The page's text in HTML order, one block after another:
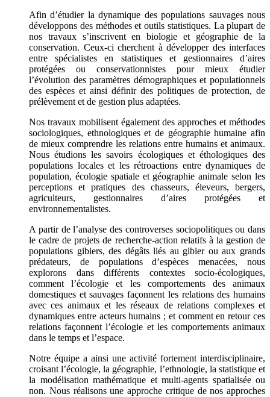
Afin d’étudier la dynamique des populations sauvages nous
développons des méthodes et outils statistiques. La plupart de
nos travaux s’inscrivent en biologie et géographie de la
conservation. Ceux-ci cherchent à développer des interfaces
entre spécialistes en statistiques et gestionnaires d’aires
protégées ou conservationnistes pour mieux étudier
l’évolution des paramètres démographiques et populationnels
des espèces et ainsi définir des politiques de protection, de
prélèvement et de gestion plus adaptées.
Nos travaux mobilisent également des approches et méthodes
sociologiques, ethnologiques et de géographie humaine afin
de mieux comprendre les relations entre humains et animaux.
Nous étudions les savoirs écologiques et éthologiques des
populations locales et les rétroactions entre dynamiques de
population, écologie spatiale et géographie animale selon les
perceptions et pratiques des chasseurs, éleveurs, bergers,
agriculteurs, gestionnaires d’aires protégées et
environnementalistes.
A partir de l’analyse des controverses sociopolitiques ou dans
le cadre de projets de recherche-action relatifs à la gestion de
populations gibiers, des dégâts liés au gibier ou aux grands
prédateurs, de populations d’espèces menacées, nous
explorons dans différents contextes socio-écologiques,
comment l’écologie et les comportements des animaux
domestiques et sauvages façonnent les relations des humains
avec ces animaux et les réseaux de relations complexes et
dynamiques entre acteurs humains ; et comment en retour ces
relations façonnent l’écologie et les comportements animaux
dans le temps et l’espace.
Notre équipe a ainsi une activité fortement interdisciplinaire,
croisant l’écologie, la géographie, l’ethnologie, la statistique et
la modélisation mathématique et multi-agents spatialisée ou
non. Nous réalisons une approche critique de nos approches